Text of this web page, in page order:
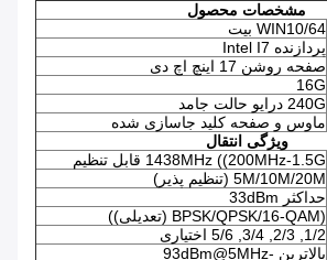
مشخصات محصول
WIN10/64 بیت
پردازنده Intel I7
صفحه روشن 17 اینچ اچ دی
16G
240G درایو حالت جامد
ماوس و صفحه کلید جاسازی شده
ویژگی انتقال
1438MHz ((200MHz-1.5G قابل تنظیم
5M/10M/20M (تنظیم پذیر)
حداکثر 33dBm
(BPSK/QPSK/16-QAM (تعدیلی))
1/2, 2/3, 3/4, 5/6 اختیاری
بالاترین -93dBm@5MHz